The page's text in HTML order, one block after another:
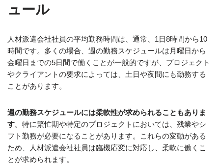
ュール
人材派遣会社社員の平均勤務時間は、通常、1日8時間から10
時間です。多くの場合、週の勤務スケジュールは月曜日から
金曜日までの5日間で働くことが一般的ですが、プロジェクト
やクライアントの要求によっては、土日や夜間にも勤務する
ことがあります。
週の勤務スケジュールには柔軟性が求められることもありま
す。特に繁忙期や特定のプロジェクトにおいては、残業やシ
フト勤務が必要になることがあります。これらの変動がある
ため、人材派遣会社社員は臨機応変に対応し、柔軟に働くこ
とが求められます。